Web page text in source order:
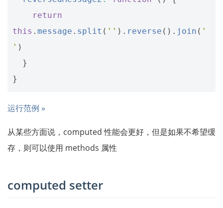
return
this . message . split ( '' ). reverse (). join ( '
' )
}
}
运行范例 »
从某些方面说，computed 性能会更好，但是如果不希望缓
存，则可以使用 methods 属性
computed setter